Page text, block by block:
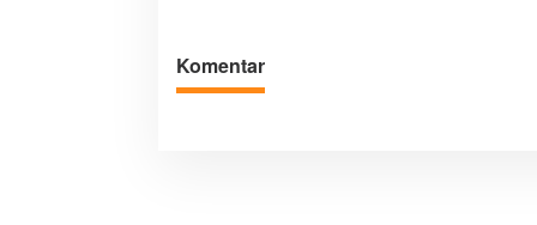
Komentar